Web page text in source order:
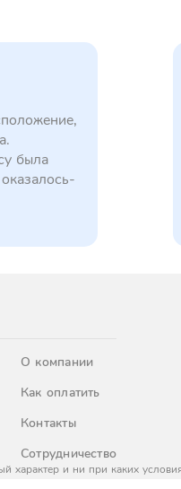
была
О компании
Как оплатить
Контакты
Сотрудничество
и ни при каких